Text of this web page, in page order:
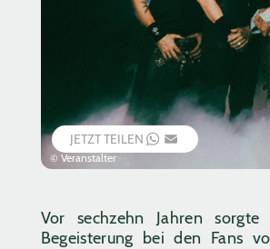
© Veranstalter
JETZT TEILEN WHATSAPP
EMAIL
Vor sechzehn Jahren
Begeisterung bei den Fans